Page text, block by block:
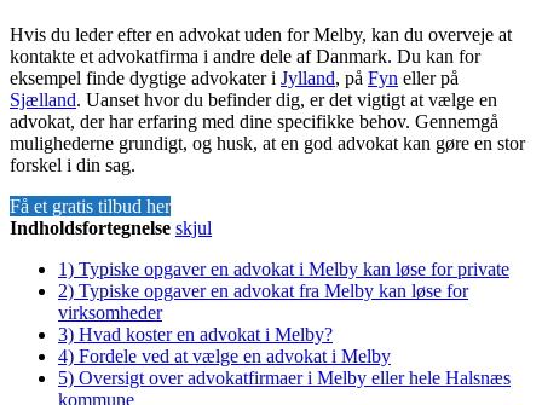
Hvis du leder efter en advokat uden for Melby, kan du overveje at
kontakte et advokatfirma i andre dele af Danmark. Du kan for
eksempel finde dygtige advokater i Jylland, på Fyn eller på
Sjælland. Uanset hvor du befinder dig, er det vigtigt at vælge en
advokat, der har erfaring med dine specifikke behov. Gennemgå
mulighederne grundigt, og husk, at en god advokat kan gøre en stor
forskel i din sag.
Få et gratis tilbud her
Indholdsfortegnelse skjul
1) Typiske opgaver en advokat i Melby kan løse for private
2) Typiske opgaver en advokat fra Melby kan løse for
virksomheder
3) Hvad koster en advokat i Melby?
4) Fordele ved at vælge en advokat i Melby
5) Oversigt over advokatfirmaer i Melby eller hele Halsnæs
kommune